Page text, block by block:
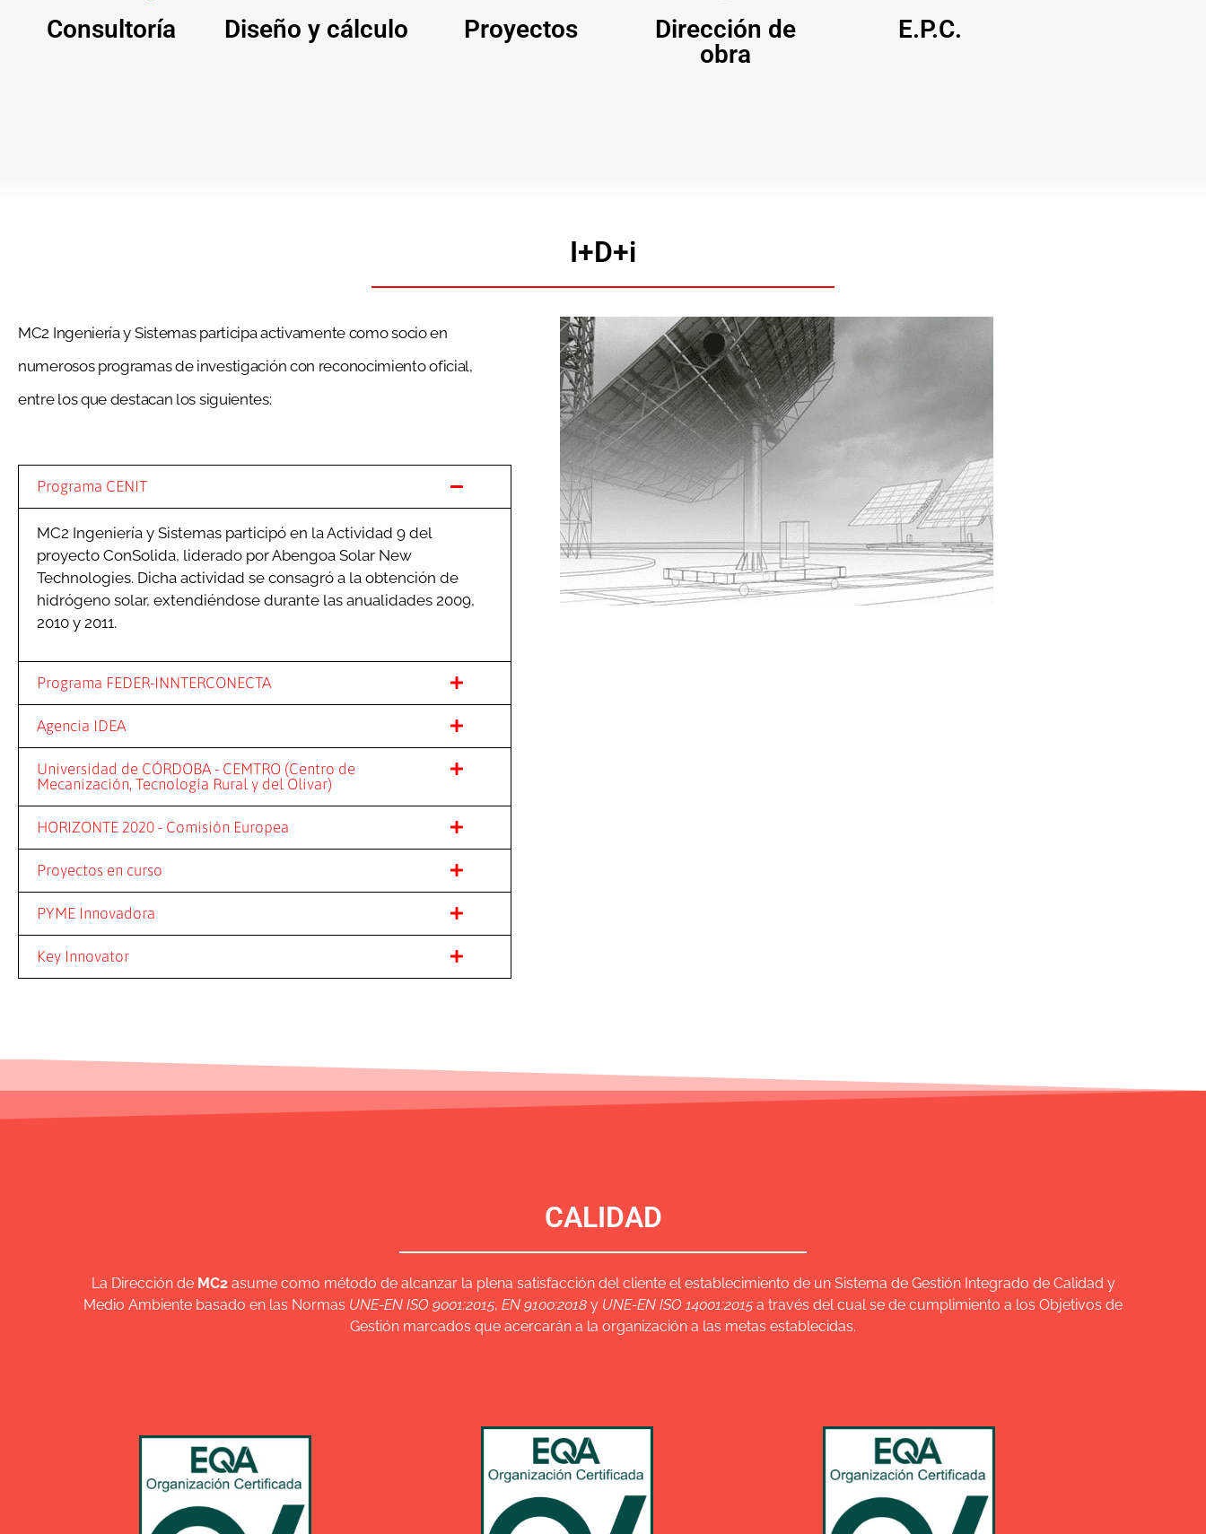
Consultoría Diseño y cálculo Proyectos
Dirección de
obra
E.P.C.
I+D+i
MC2 Ingeniería y Sistemas participa activamente como socio en
numerosos programas de investigación con reconocimiento oficial,
entre los que destacan los siguientes:
Programa CENIT
MC2 Ingeniería y Sistemas participó en la Actividad 9 del
proyecto ConSolida, liderado por Abengoa Solar New
Technologies. Dicha actividad se consagró a la obtención de
hidrógeno solar, extendiéndose durante las anualidades 2009,
2010 y 2011.
Programa FEDER-INNTERCONECTA
Agencia IDEA
Universidad de CÓRDOBA - CEMTRO (Centro de
Mecanización, Tecnología Rural y del Olivar)
HORIZONTE 2020 - Comisión Europea
Proyectos en curso
PYME Innovadora
Key Innovator
CALIDAD
La Dirección de MC2 asume como método de alcanzar la plena satisfacción del cliente el establecimiento de un Sistema de Gestión Integrado de Calidad y
Medio Ambiente basado en las Normas UNE-EN ISO 9001:2015, EN 9100:2018 y UNE-EN ISO 14001:2015 a través del cual se de cumplimiento a los Objetivos de
Gestión marcados que acercarán a la organización a las metas establecidas.
Descarga PDF Descarga PDF
Descarga PDF